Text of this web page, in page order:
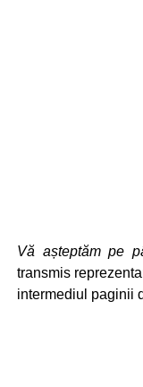
Vă așteptăm pe
transmis
intermediul paginii